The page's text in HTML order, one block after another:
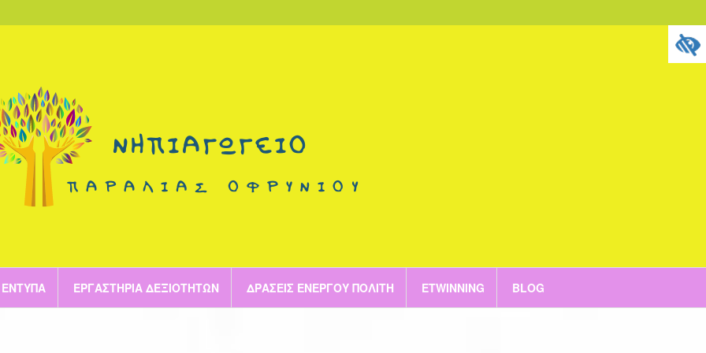
ΈΝΤΥΠΑ ΕΡΓΑΣΤΉΡΙΑ ΔΕΞΙΟΤΉΤΩΝ ΔΡΆΣΕΙΣ ΕΝΕΡΓΟΎ ΠΟΛΊΤΗ ETWINNING BLOG